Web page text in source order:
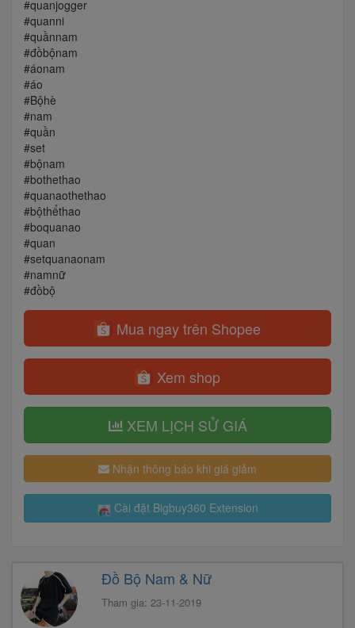
#quanjogger
#quanni
#quầnnam
#đồbộnam
#áonam
#áo
#Bộhè
#nam
#quần
#set
#bộnam
#bothethao
#quanaothethao
#bộthểthao
#boquanao
#quan
#setquanaonam
#namnữ
#đồbộ
Mua ngay trên Shopee
Xem shop
XEM LỊCH SỬ GIÁ
Nhận thông báo khi giá giảm
Cài đặt Bigbuy360 Extension
Đồ Bộ Nam & Nữ
Tham gia: 23-11-2019